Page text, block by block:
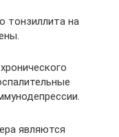
тонзиллита на
являются